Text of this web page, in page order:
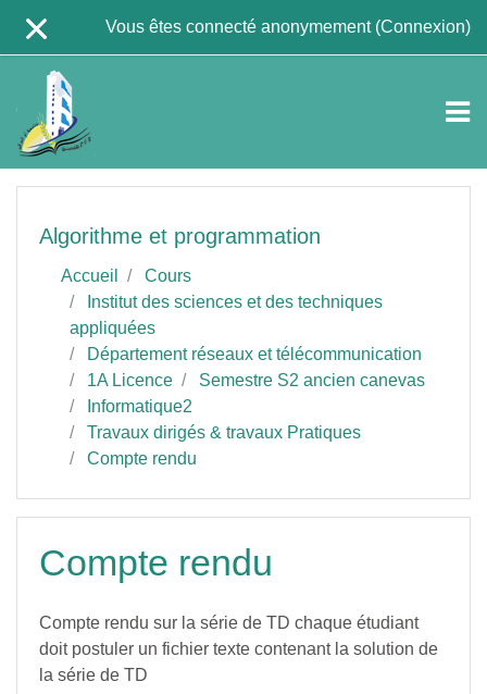
Vous êtes connecté anonymement (Connexion)
Algorithme et programmation
Accueil
Cours
Institut des sciences et des techniques
appliquées
Département réseaux et télécommunication
1A Licence
Semestre S2 ancien canevas
Informatique2
Travaux dirigés & travaux Pratiques
Compte rendu
Compte rendu
Compte rendu sur la série de TD chaque étudiant
doit postuler un fichier texte contenant la solution de
la série de TD